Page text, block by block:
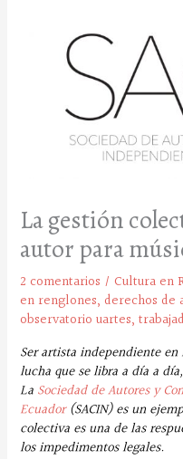
La gestión
autor para
2 comentarios / Cultura en
en renglones, derechos de
observatorio uartes,
Ser artista independiente en
lucha que se libra a día a
La Sociedad de Autores y
Ecuador(SACIN)es un
colectiva es una de las
los impedimentos legales.